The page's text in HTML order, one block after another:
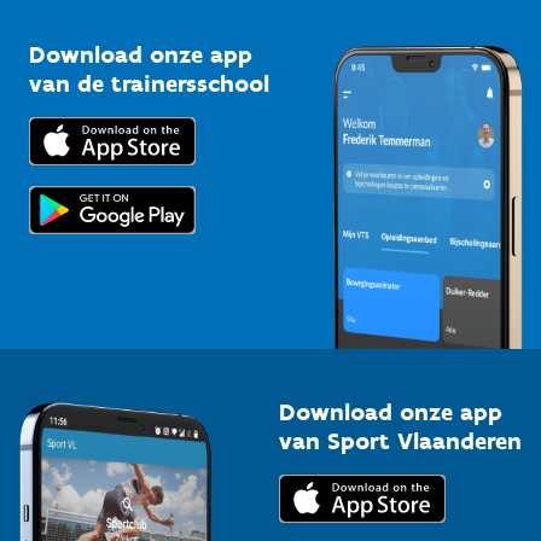
Bedrijven
Trainers en begeleiders
Topsporters
Kennisplatform
Downloads
Voor de pers
Download onze app
van de trainersschool
Download onze app
van Sport Vlaanderen